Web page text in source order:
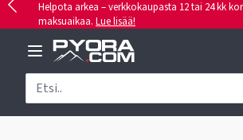
Helpota arkea – verkkokaupasta 12 tai 24 kk
maksuaikaa. Lue lisää!